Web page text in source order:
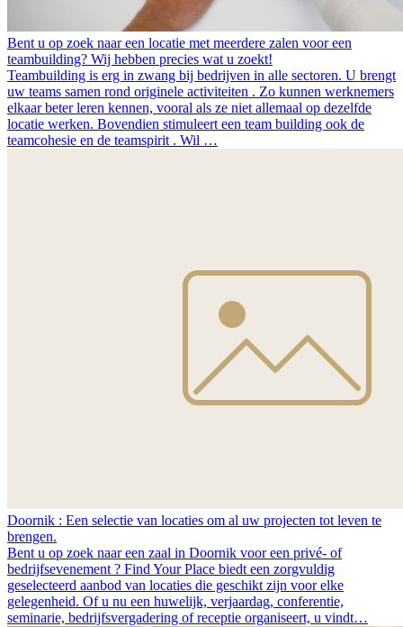
Bent u op zoek naar een locatie met meerdere zalen voor een
teambuilding? Wij hebben precies wat u zoekt!
Teambuilding is erg in zwang bij bedrijven in alle sectoren. U brengt
uw teams samen rond originele activiteiten . Zo kunnen werknemers
elkaar beter leren kennen, vooral als ze niet allemaal op dezelfde
locatie werken. Bovendien stimuleert een team building ook de
teamcohesie en de teamspirit . Wil …
Doornik : Een selectie van locaties om al uw projecten tot leven te
brengen.
Bent u op zoek naar een zaal in Doornik voor een privé- of
bedrijfsevenement ? Find Your Place biedt een zorgvuldig
geselecteerd aanbod van locaties die geschikt zijn voor elke
gelegenheid. Of u nu een huwelijk, verjaardag, conferentie,
seminarie, bedrijfsvergadering of receptie organiseert, u vindt…